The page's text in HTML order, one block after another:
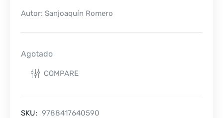
Autor: Sanjoaquín Romero
Agotado
COMPARE
SKU: 9788417640590